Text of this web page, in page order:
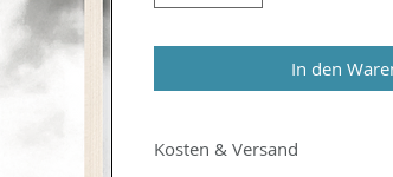
In den
Kosten & Versand